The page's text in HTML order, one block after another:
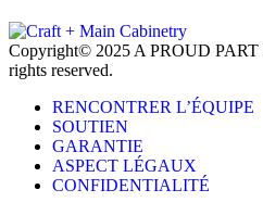
Copyright© 2025 A PROUD
rights reserved.
RENCONTRER L’ÉQUIPE
SOUTIEN
GARANTIE
ASPECT LÉGAUX
CONFIDENTIALITÉ